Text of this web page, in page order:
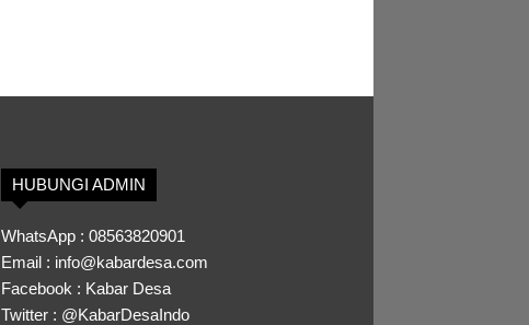
HUBUNGI ADMIN
WhatsApp : 08563820901
Email : info@kabardesa.com
Facebook : Kabar Desa
Twitter : @KabarDesaIndo